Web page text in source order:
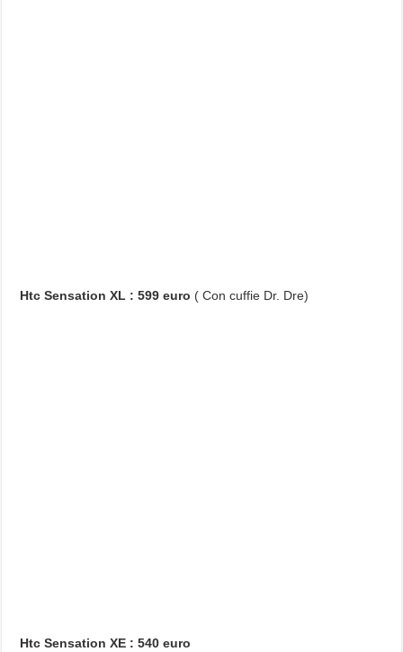
Htc Sensation XL : 599 euro ( Con cuffie Dr. Dre)
Htc Sensation XE : 540 euro